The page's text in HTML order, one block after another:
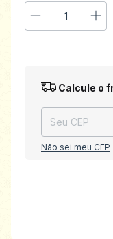
Entregas para o
Calcule o
Não sei meu CEP